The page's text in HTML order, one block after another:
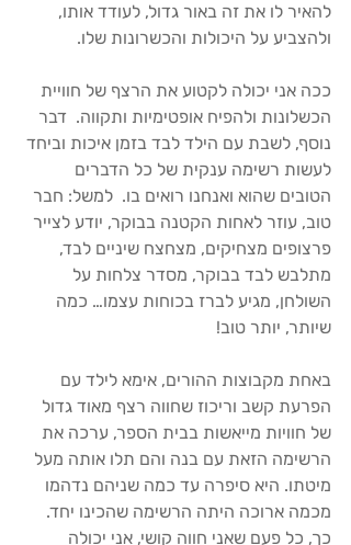
להאיר לו את זה באור גדול, לעודד אותו,
ולהצביע על היכולות והכשרונות שלו.
ככה אני יכולה לקטוע את הרצף של חוויית
הכשלונות ולהפיח אופטימיות ותקווה.  דבר
נוסף, לשבת עם הילד לבד בזמן איכות וביחד
לעשות רשימה ענקית של כל הדברים
הטובים שהוא ואנחנו רואים בו.  למשל: חבר
טוב, עוזר לאחות הקטנה בבוקר, יודע לצייר
פרצופים מצחיקים, מצחצח שיניים לבד,
מתלבש לבד בבוקר, מסדר צלחות על
השולחן, מגיע לברז בכוחות עצמו… כמה
שיותר, יותר טוב!
באחת מקבוצות ההורים, אימא לילד עם
הפרעת קשב וריכוז שחווה רצף מאוד גדול
של חוויות מייאשות בבית הספר, ערכה את
הרשימה הזאת עם בנה והם תלו אותה מעל
מיטתו. היא סיפרה עד כמה שניהם נדהמו
מכמה ארוכה היתה הרשימה שהכינו יחד.
כך, כל פעם שאני חווה קושי, אני יכולה